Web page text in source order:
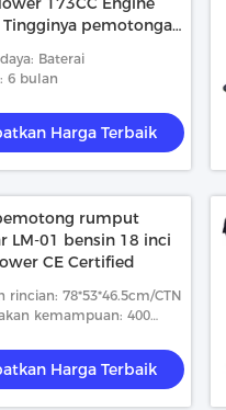
pemotongan
Baterai
6 bulan
Harga Terbaik
rumput
LM-01 bensin 18 inci
CE Certified
rincian: 78*53*46.5cm/CTN
kemampuan: 400
Harga Terbaik